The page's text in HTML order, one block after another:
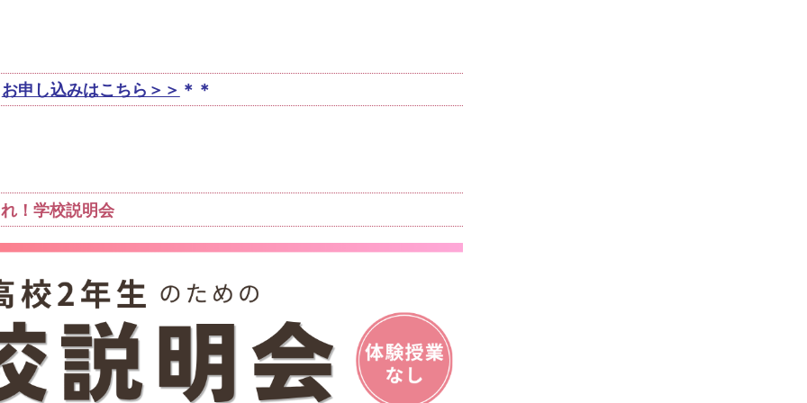
お申し込みはこちら＞＞ ＊＊
！学校説明会